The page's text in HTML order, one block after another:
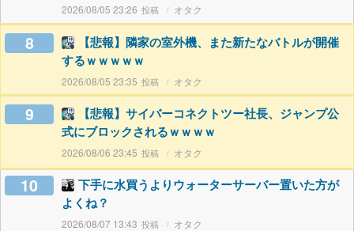
2026/08/05 23:26 オタク
8
【悲報】隣家の室外機、また新たなバトルが開催
するｗｗｗｗｗ
2026/08/05 23:35 オタク
9
【悲報】サイバーコネクトツー社長、ジャンプ公
式にブロックされるｗｗｗｗ
2026/08/06 23:45 オタク
10
下手に水買うよりウォーターサーバー置いた方が
よくね？
2026/08/07 13:43 オタク